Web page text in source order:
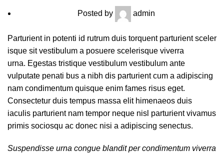
Posted by admin
Parturient in potenti id rutrum duis torquent parturient sceler
isque sit vestibulum a posuere scelerisque viverra
urna. Egestas tristique vestibulum vestibulum ante
vulputate penati bus a nibh dis parturient cum a adipiscing
nam condimentum quisque enim fames risus eget.
Consectetur duis tempus massa elit himenaeos duis
iaculis parturient nam tempor neque nisl parturient vivamus
primis sociosqu ac donec nisi a adipiscing senectus.
Suspendisse urna congue blandit per condimentum viverra